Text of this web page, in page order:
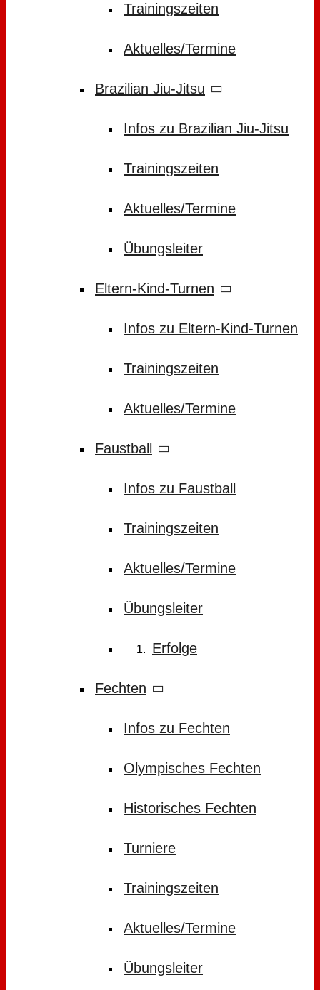
Trainingszeiten
Aktuelles/Termine
Brazilian Jiu-Jitsu
Infos zu Brazilian Jiu-Jitsu
Trainingszeiten
Aktuelles/Termine
Übungsleiter
Eltern-Kind-Turnen
Infos zu Eltern-Kind-Turnen
Trainingszeiten
Aktuelles/Termine
Faustball
Infos zu Faustball
Trainingszeiten
Aktuelles/Termine
Übungsleiter
Erfolge
Fechten
Infos zu Fechten
Olympisches Fechten
Historisches Fechten
Turniere
Trainingszeiten
Aktuelles/Termine
Übungsleiter